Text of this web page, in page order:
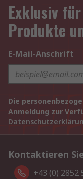
Exklusiv
Produkte
E-Mail-Anschrift
Die
Anmeldung zur
Kontaktieren
+43 (0) 2852